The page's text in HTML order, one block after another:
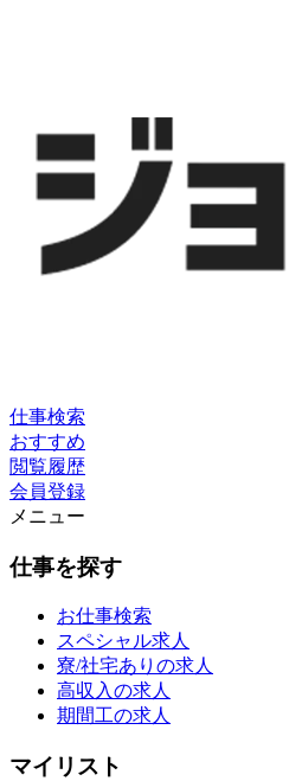
仕事検索
おすすめ
閲覧履歴
会員登録
メニュー
仕事を探す
お仕事検索
スペシャル求人
寮/社宅ありの求人
高収入の求人
期間工の求人
マイリスト